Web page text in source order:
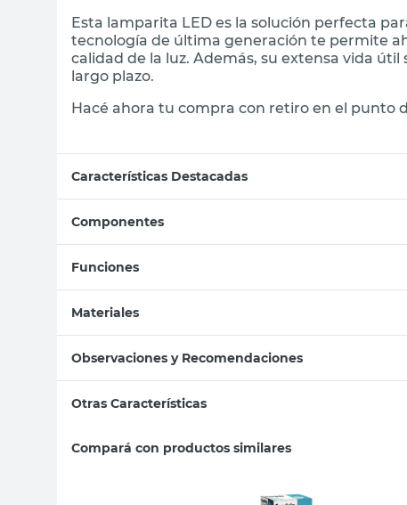
Esta lamparita LED es la solución perfecta
tecnología de última generación te permite
calidad de la luz. Además, su extensa vida
largo plazo.
Hacé ahora tu compra con retiro en el punto
Características Destacadas
Componentes
Funciones
Materiales
Observaciones y Recomendaciones
Otras Características
Compará con productos similares